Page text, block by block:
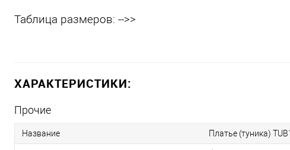
Таблица размеров: -->>
ХАРАКТЕРИСТИКИ:
Прочие
Название Платье (туника)